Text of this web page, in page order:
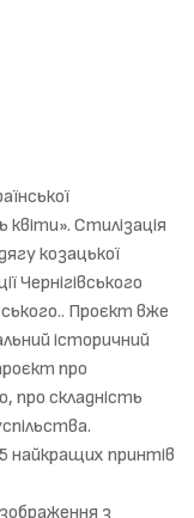
Стилізація
козацької
Чернігівського
Проєкт вже
історичний
про
про складність
найкращих принтів
з